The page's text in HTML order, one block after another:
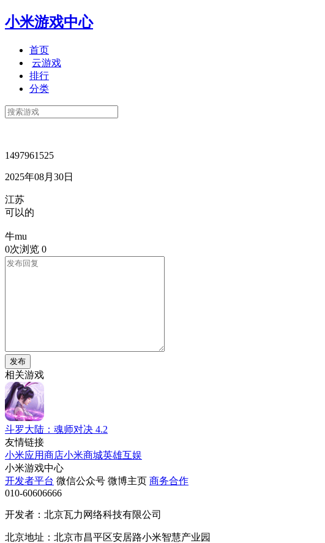
小米游戏中心
首页
云游戏
排行
分类
1497961525
2025年08月30日
江苏
可以的
牛mu
0次浏览 0
发布
相关游戏
斗罗大陆：魂师对决 4.2
友情链接
小米应用商店小米商城英雄互娱
小米游戏中心
开发者平台 微信公众号 微博主页 商务合作
010-60606666
开发者：北京瓦力网络科技有限公司
北京地址：北京市昌平区安居路小米智慧产业园